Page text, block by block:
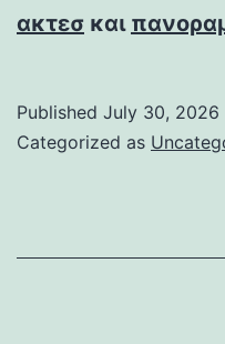
ακτεσ και
Published July 30, 2026
Categorized as